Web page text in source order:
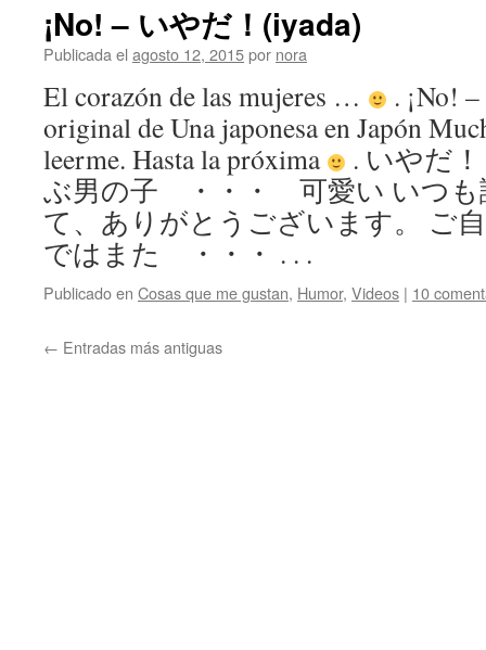
¡No! – いやだ！(iyada)
Publicada el agosto 12, 2015por nora
El corazón de las mujeres …
. ¡No!
original de Una japonesa en Japón
leerme. Hasta la próxima
. いやだ
ぶ男の子 ・・・ 可愛い いつも
て、ありがとうございます。 ご
ではまた ・・・ . . .
Publicado en Cosas que me gustan, Humor, Videos | 10
← Entradas más antiguas